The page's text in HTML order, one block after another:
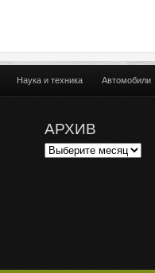
Наука и техника Автомобили
АРХИВ